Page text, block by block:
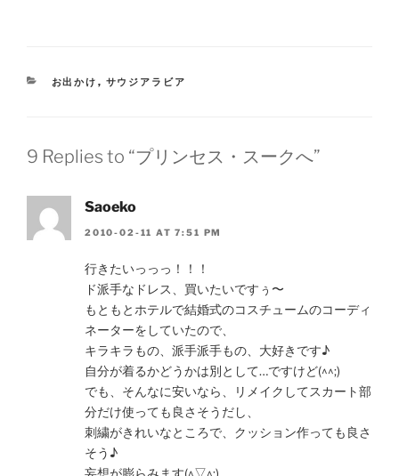
CATEGORIES
お出かけ , サウジアラビア
9 Replies to “プリンセス・スークへ”
Saoeko
2010-02-11 AT 7:51 PM
行きたいっっっ！！！
ド派手なドレス、買いたいですぅ〜
もともとホテルで結婚式のコスチュームのコーディ
ネーターをしていたので、
キラキラもの、派手派手もの、大好きです♪
自分が着るかどうかは別として…ですけど(^^;)
でも、そんなに安いなら、リメイクしてスカート部
分だけ使っても良さそうだし、
刺繍がきれいなところで、クッション作っても良さ
そう♪
妄想が膨らみます(^▽^;)